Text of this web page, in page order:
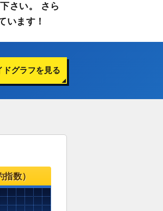
さい。 さら
います！
ドグラフを見る
数）